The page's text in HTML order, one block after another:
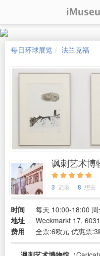
每日环球展览 法兰克福
讽刺艺术博
3 记录 8 想去
时间
每天 10:00-18:00
地址
Weckmarkt 17,
费用
全票:6欧元 优惠票